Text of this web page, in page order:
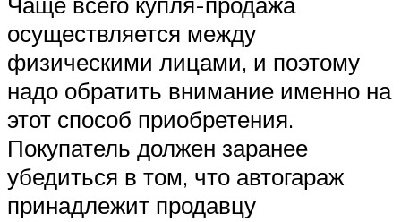
осуществляется между
физическими лицами, и поэтому
надо обратить внимание именно на
этот способ приобретения.
Покупатель должен заранее
убедиться в том, что автогараж
принадлежит продавцу